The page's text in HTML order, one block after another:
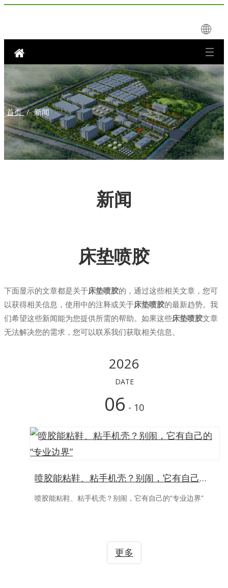
首页 / 新闻
新闻
床垫喷胶
下面显示的文章都是关于床垫喷胶的，通过这些相关文章，您可
以获得相关信息，使用中的注释或关于床垫喷胶的最新趋势。我
们希望这些新闻能为您提供所需的帮助。如果这些床垫喷胶文章
无法解决您的需求，您可以联系我们获取相关信息。
2026
DATE
06 - 10
喷胶能粘鞋、粘手机壳？别闹，它有自己的“专业边界”
喷胶能粘鞋、粘手机壳？别闹，它有自己的“专业边界”
更多